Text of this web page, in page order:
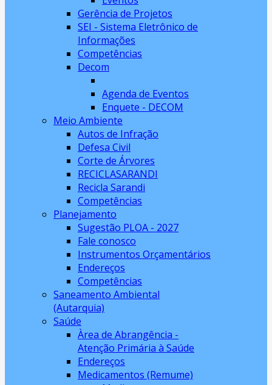
Gerência de Projetos
SEI - Sistema Eletrônico de
Informações
Competências
Decom
Agenda de Eventos
Enquete - DECOM
Meio Ambiente
Autos de Infração
Defesa Civil
Corte de Árvores
RECICLASARANDI
Recicla Sarandi
Competências
Planejamento
Sugestão PLOA - 2027
Fale conosco
Instrumentos Orçamentários
Endereços
Competências
Saneamento Ambiental
(Autarquia)
Saúde
Àrea de Abrangência -
Atenção Primária à Saúde
Endereços
Medicamentos (Remume)